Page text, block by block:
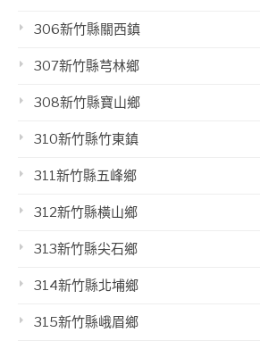
306新竹縣關西鎮
307新竹縣芎林鄉
308新竹縣寶山鄉
310新竹縣竹東鎮
311新竹縣五峰鄉
312新竹縣橫山鄉
313新竹縣尖石鄉
314新竹縣北埔鄉
315新竹縣峨眉鄉